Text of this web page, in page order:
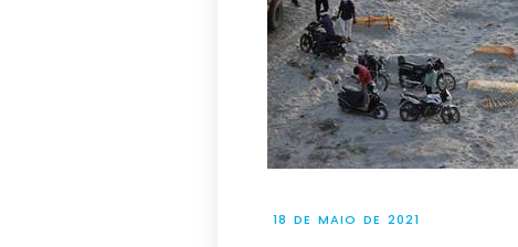
18 DE MAIO DE 2021